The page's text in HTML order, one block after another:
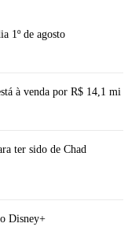
1º de agosto
à venda por R$ 14,1 mi
ter sido de Chad
Disney+